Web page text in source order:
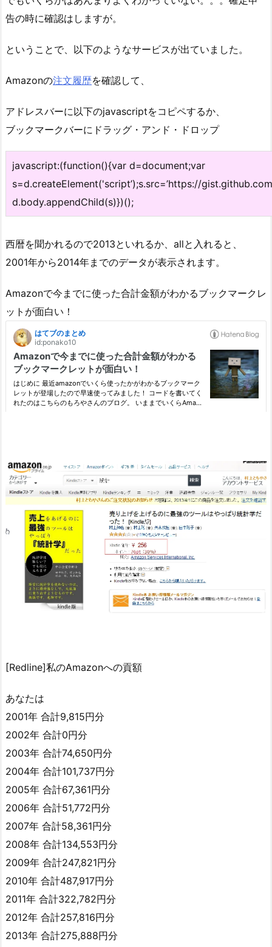
告の時に確認はしますが。
ということで、以下のようなサービスが出ていました。
Amazonの注文履歴を確認して、
アドレスバーに以下のjavascriptをコピペするか、
ブックマークバーにドラッグ・アンド・ドロップ
javascript:(function(){var d=document;var
s=d.createElement('script’);s.src=’https://
d.body.appendChild(s)})();
西暦を聞かれるので2013といれるか、allと入れると、
2001年から2014年までのデータが表示されます。
Amazonで今までに使った合計金額がわかるブックマークレ
ットが面白い！
[Redline]私のAmazonへの貢額
あなたは
2001年 合計9,815円分
2002年 合計0円分
2003年 合計74,650円分
2004年 合計101,737円分
2005年 合計67,361円分
2006年 合計51,772円分
2007年 合計58,361円分
2008年 合計134,553円分
2009年 合計247,821円分
2010年 合計487,917円分
2011年 合計322,782円分
2012年 合計257,816円分
2013年 合計275,888円分